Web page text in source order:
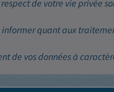
de votre vie privée
informer quant aux
de vos données à